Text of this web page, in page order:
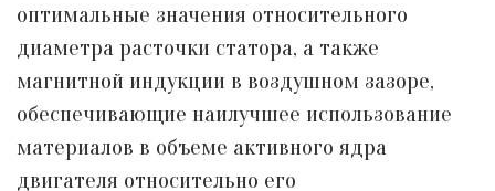
оптимальные значения относительного
диаметра расточки статора, а также
магнитной индукции в воздушном зазоре,
обеспечивающие наилучшее использование
материалов в объеме активного ядра
двигателя относительно его